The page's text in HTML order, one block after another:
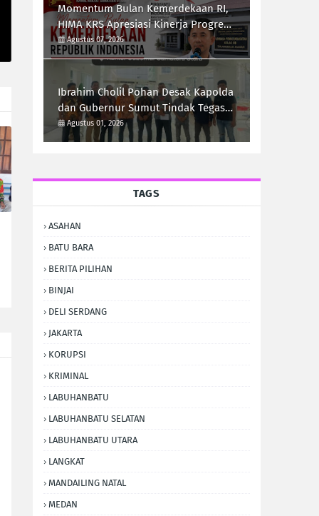
Momentum Bulan Kemerdekaan RI,
HIMA KRS Apresiasi Kinerja Progresif
Kalapas Tanjungbalai, Refin Tua
Simanullang
Agustus 07, 2026
Ibrahim Cholil Pohan Desak Kapolda
dan Gubernur Sumut Tindak Tegas
Galian C Ilegal di Sipiongot Julu Kec.
Dolok Kab. Paluta
Agustus 01, 2026
TAGS
ASAHAN
BATU BARA
BERITA PILIHAN
BINJAI
DELI SERDANG
JAKARTA
KORUPSI
KRIMINAL
LABUHANBATU
LABUHANBATU SELATAN
LABUHANBATU UTARA
LANGKAT
MANDAILING NATAL
MEDAN